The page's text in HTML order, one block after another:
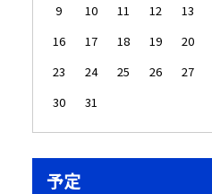
9
10 11 12 13
16
17 18 19 20
23
24 25 26 27
30
31
予定